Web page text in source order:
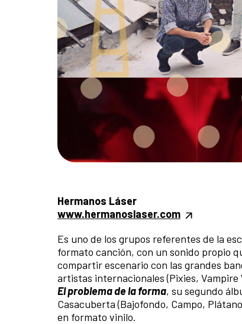
Hermanos Láser
www.hermanoslaser.com
Es uno de los grupos referentes de la
formato canción, con un sonido propio
compartir escenario con las grandes
artistas internacionales (Pixies,
El problema de la forma, su segundo
Casacuberta (Bajofondo, Campo,
en formato vinilo.